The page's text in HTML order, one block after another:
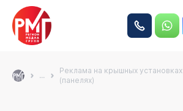
...
Реклама на крышных установках
(панелях)